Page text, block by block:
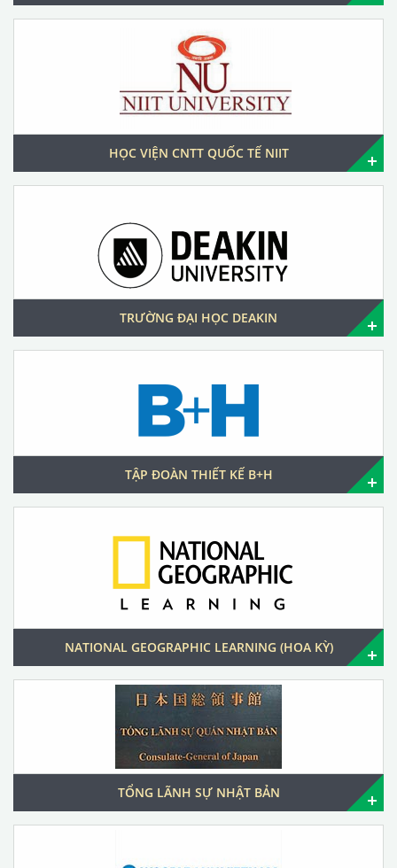
HỌC VIỆN CNTT QUỐC TẾ NIIT
TRƯỜNG ĐẠI HỌC DEAKIN
TẬP ĐOÀN THIẾT KẾ B+H
NATIONAL GEOGRAPHIC LEARNING (HOA KỲ)
TỔNG LÃNH SỰ NHẬT BẢN